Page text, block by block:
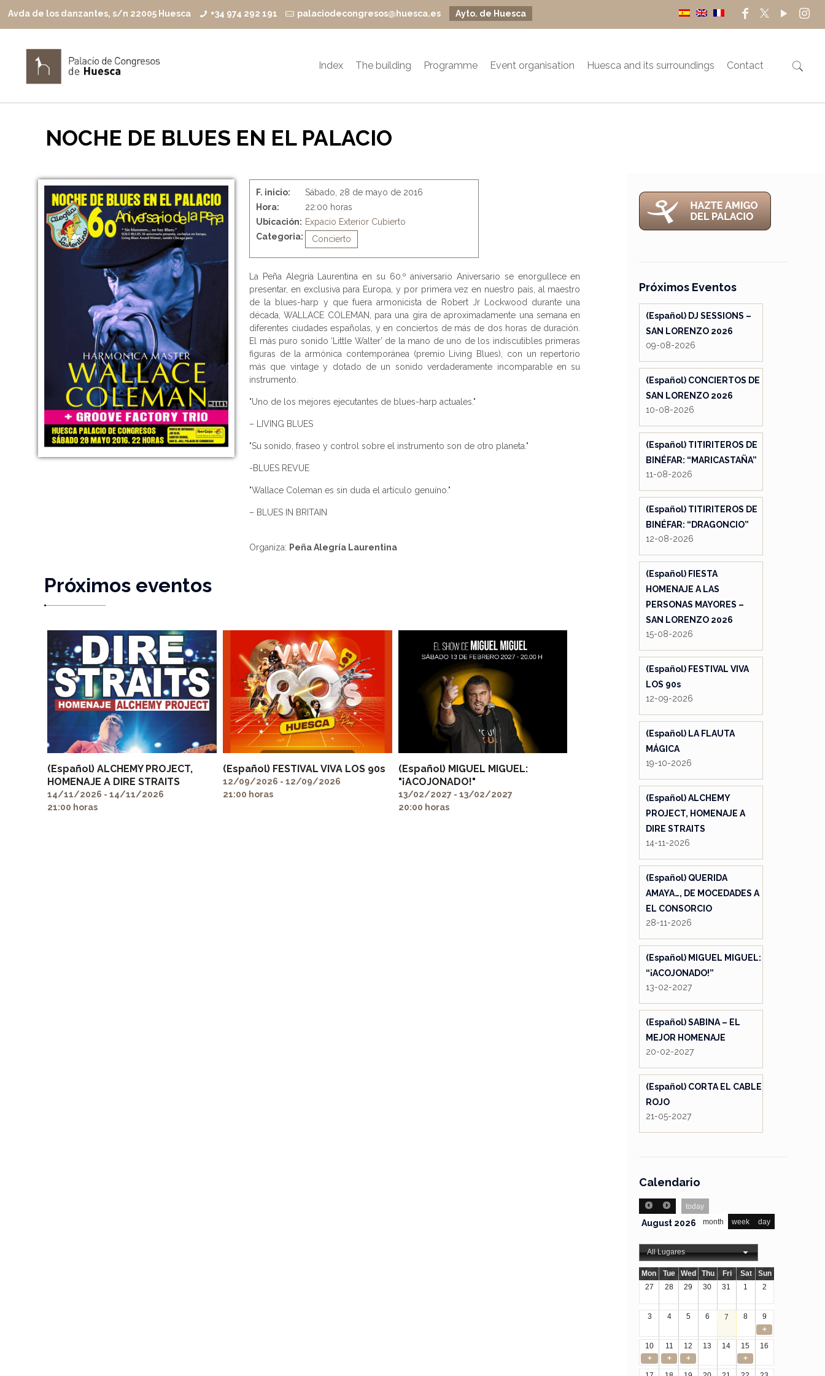
Avda de los danzantes, s/n 22005 Huesca +34 974 292 191 palaciodecongresos@huesca.es Ayto. de Huesca
Index The building Programme Event organisation Huesca and its surroundings Contact
NOCHE DE BLUES EN EL PALACIO
F. inicio:
Sábado, 28 de mayo de 2016
Hora:
22:00 horas
Ubicación: Expacio Exterior Cubierto
Categoria:
Concierto
La Peña Alegría Laurentina en su 60.º aniversario Aniversario se enorgullece en
presentar, en exclusiva para Europa, y por primera vez en nuestro país, al maestro
de la blues-harp y que fuera armonicista de Robert Jr Lockwood durante una
década, WALLACE COLEMAN, para una gira de aproximadamente una semana en
diferentes ciudades españolas, y en conciertos de más de dos horas de duración.
El más puro sonido ‘Little Walter’ de la mano de uno de los indiscutibles primeras
figuras de la armónica contemporánea (premio Living Blues), con un repertorio
más que vintage y dotado de un sonido verdaderamente incomparable en su
instrumento.
"Uno de los mejores ejecutantes de blues-harp actuales."
– LIVING BLUES
"Su sonido, fraseo y control sobre el instrumento son de otro planeta."
-BLUES REVUE
"Wallace Coleman es sin duda el artículo genuíno."
– BLUES IN BRITAIN
Organiza: Peña Alegría Laurentina
Próximos eventos
(Español) ALCHEMY PROJECT,
HOMENAJE A DIRE STRAITS
14/11/2026 - 14/11/2026
21:00 horas
(Español) FESTIVAL VIVA LOS 90s
12/09/2026 - 12/09/2026
21:00 horas
(Español) MIGUEL MIGUEL:
"¡ACOJONADO!"
13/02/2027 - 13/02/2027
20:00 horas
Próximos Eventos
(Español) DJ SESSIONS –
SAN LORENZO 2026
09-08-2026
(Español) CONCIERTOS DE
SAN LORENZO 2026
10-08-2026
(Español) TITIRITEROS DE
BINÉFAR: “MARICASTAÑA”
11-08-2026
(Español) TITIRITEROS DE
BINÉFAR: “DRAGONCIO”
12-08-2026
(Español) FIESTA
HOMENAJE A LAS
PERSONAS MAYORES –
SAN LORENZO 2026
15-08-2026
(Español) FESTIVAL VIVA
LOS 90s
12-09-2026
(Español) LA FLAUTA
MÁGICA
19-10-2026
(Español) ALCHEMY
PROJECT, HOMENAJE A
DIRE STRAITS
14-11-2026
(Español) QUERIDA
AMAYA…, DE MOCEDADES A
EL CONSORCIO
28-11-2026
(Español) MIGUEL MIGUEL:
“¡ACOJONADO!”
13-02-2027
(Español) SABINA – EL
MEJOR HOMENAJE
20-02-2027
(Español) CORTA EL CABLE
ROJO
21-05-2027
Calendario
today
month
week day
August 2026
All Lugares
Mon Tue Wed Thu Fri Sat
Sun
27
28 29 30 31 1 2
3 4 5 6 7 8
9
+
10
11 12 13 14 15
16
+
+ +
+